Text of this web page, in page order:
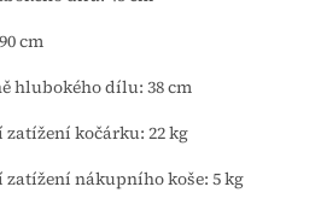
cm
hlubokého dílu: 38 cm
kočárku: 22 kg
nákupního koše: 5 kg